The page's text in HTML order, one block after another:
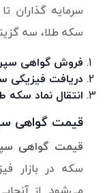
سرمایه گذاران
سکه طلا، سه
فروش گواهی
دریافت فیزیکی
انتقال نماد سکه
قیمت گواهی
قیمت گواهی
سکه در بازار